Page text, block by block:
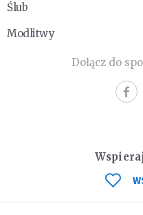
Ślub
Modlitwy
Dołącz do